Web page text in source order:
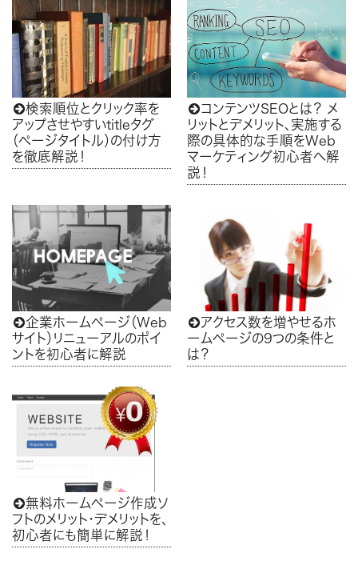
検索順位とクリック率を
アップさせやすいtitleタグ
（ページタイトル）の付け方
を徹底解説！
コンテンツSEOとは？ メ
リットとデメリット、実施する
際の具体的な手順をWeb
マーケティング初心者へ解
説！
企業ホームページ（Web
サイト）リニューアルのポイ
ントを初心者に解説
アクセス数を増やせるホ
ームページの9つの条件と
は？
無料ホームページ作成ソ
フトのメリット・デメリットを、
初心者にも簡単に解説！